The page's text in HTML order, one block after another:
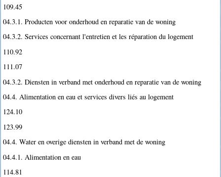
109.45
04.3.1. Producten voor onderhoud en reparatie van de woning
04.3.2. Services concernant l'entretien et les réparation du logement
110.92
111.07
04.3.2. Diensten in verband met onderhoud en reparatie van de woning
04.4. Alimentation en eau et services divers liés au logement
124.10
123.99
04.4. Water en overige diensten in verband met de woning
04.4.1. Alimentation en eau
114.81